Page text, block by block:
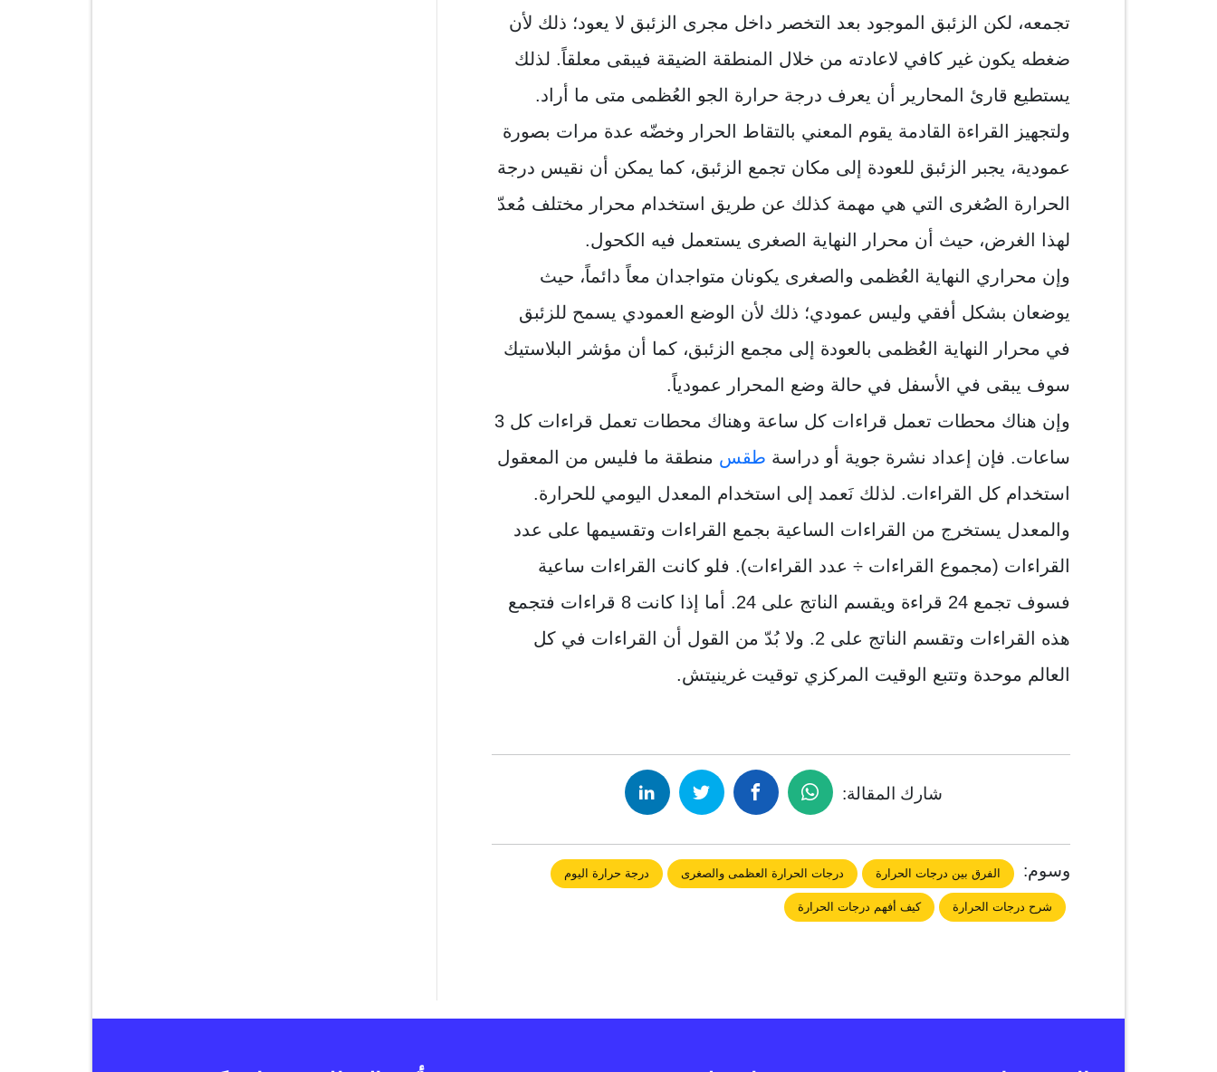
تجمعه، لكن الزئبق الموجود بعد التخصر داخل مجرى الزئبق لا يعود؛ ذلك لأن
ضغطه يكون غير كافي لاعادته من خلال المنطقة الضيقة فيبقى معلقاً. لذلك
يستطيع قارئ المحارير أن يعرف درجة حرارة الجو العُظمى متى ما أراد.
ولتجهيز القراءة القادمة يقوم المعني بالتقاط الحرار وخضّه عدة مرات بصورة
عمودية، يجبر الزئبق للعودة إلى مكان تجمع الزئبق، كما يمكن أن نقيس درجة
الحرارة الصُغرى التي هي مهمة كذلك عن طريق استخدام محرار مختلف مُعدّ
لهذا الغرض، حيث أن محرار النهاية الصغرى يستعمل فيه الكحول.
وإن محراري النهاية العُظمى والصغرى يكونان متواجدان معاً دائماً، حيث
يوضعان بشكل أفقي وليس عمودي؛ ذلك لأن الوضع العمودي يسمح للزئبق
في محرار النهاية العُظمى بالعودة إلى مجمع الزئبق، كما أن مؤشر البلاستيك
سوف يبقى في الأسفل في حالة وضع المحرار عمودياً.
وإن هناك محطات تعمل قراءات كل ساعة وهناك محطات تعمل قراءات كل 3
ساعات. فإن إعداد نشرة جوية أو دراسة طقس منطقة ما فليس من المعقول
استخدام كل القراءات. لذلك نَعمد إلى استخدام المعدل اليومي للحرارة.
والمعدل يستخرج من القراءات الساعية بجمع القراءات وتقسيمها على عدد
القراءات (مجموع القراءات ÷ عدد القراءات). فلو كانت القراءات ساعية
فسوف تجمع 24 قراءة ويقسم الناتج على 24. أما إذا كانت 8 قراءات فتجمع
هذه القراءات وتقسم الناتج على 2. ولا بُدّ من القول أن القراءات في كل
العالم موحدة وتتبع الوقيت المركزي توقيت غرينيتش.
شارك المقالة:
وسوم: الفرق بين درجات الحرارة درجات الحرارة العظمى والصغرى درجة حرارة اليوم
شرح درجات الحرارة كيف أفهم درجات الحرارة